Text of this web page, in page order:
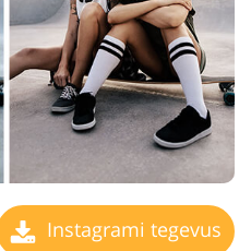
Instagrami tegevus